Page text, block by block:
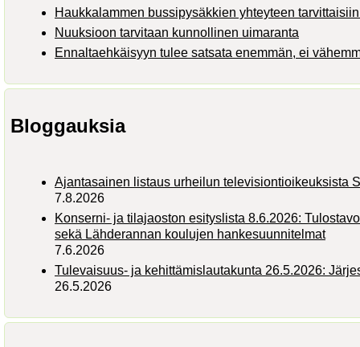
Haukkalammen bussipysäkkien yhteyteen
Nuuksioon tarvitaan kunnollinen uimaranta
Ennaltaehkäisyyn tulee satsata enemmän, ei
Bloggauksia
Ajantasainen listaus urheilun televisiontioikeuksista
7.8.2026
Konserni- ja tilajaoston esityslista 8.6.2026:
sekä Lähderannan koulujen hankesuunnitelmat
7.6.2026
Tulevaisuus- ja kehittämislautakunta 26.5.2026:
26.5.2026